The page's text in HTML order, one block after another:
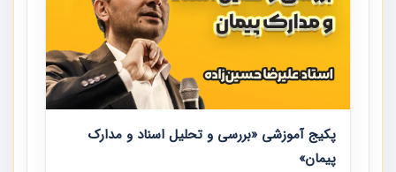
پکیج آموزشی «بررسی و تحلیل اسناد و مدارک
پیمان»